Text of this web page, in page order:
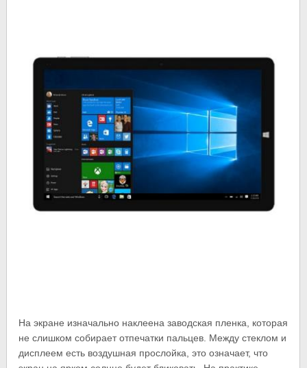
На экране изначально наклеена заводская пленка, которая
не слишком собирает отпечатки пальцев. Между стеклом и
дисплеем есть воздушная прослойка, это означает, что